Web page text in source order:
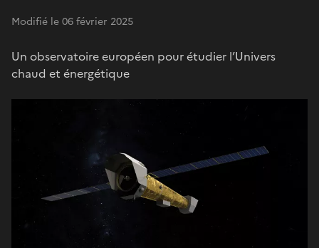
Modifié le 06 février 2025
Un observatoire européen pour étudier l’Univers
chaud et énergétique